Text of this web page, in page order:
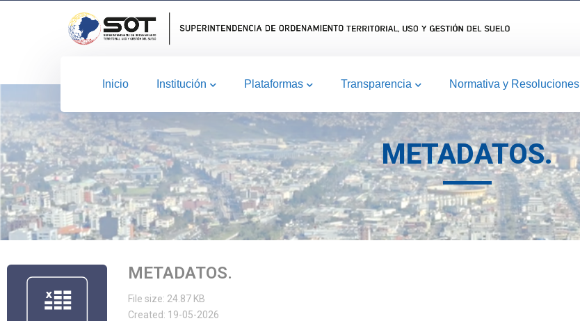
Inicio Institución Plataformas Transparencia Normativa y Resoluciones
METADATOS.
METADATOS.
File size: 24.87 KB
Created: 19-05-2026